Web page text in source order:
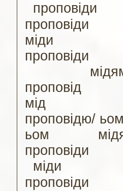
проповіди
проповіди
міди
проповіди
проповід
мід
проповідю/
ьом
проповіди
міди
проповіди